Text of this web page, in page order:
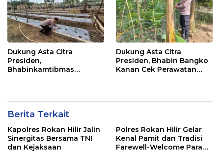
Dukung Asta Citra
Presiden,
Bhabinkamtibmas
Dukung Asta Citra
Presiden, Bhabin Bangko
Kanan Cek Perawatan
Berita Terkait
Kapolres Rokan Hilir Jalin
Sinergitas Bersama TNI
dan Kejaksaan
Polres Rokan Hilir Gelar
Kenal Pamit dan Tradisi
Farewell-Welcome Parade